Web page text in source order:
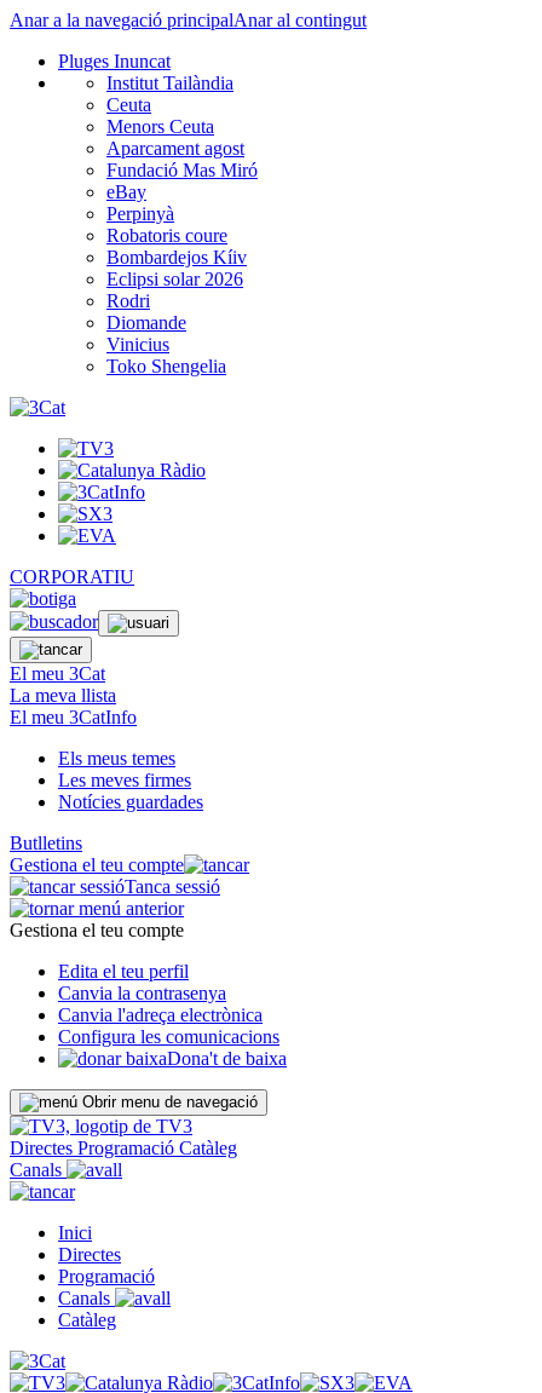
Anar a la navegació principalAnar al contingut
Pluges Inuncat
Institut Tailàndia
Ceuta
Menors Ceuta
Aparcament agost
Fundació Mas Miró
eBay
Perpinyà
Robatoris coure
Bombardejos Kíiv
Eclipsi solar 2026
Rodri
Diomande
Vinicius
Toko Shengelia
CORPORATIU
El meu 3Cat
La meva llista
El meu 3CatInfo
Els meus temes
Les meves firmes
Notícies guardades
Butlletins
Gestiona el teu compte
Tanca sessió
Gestiona el teu compte
Edita el teu perfil
Canvia la contrasenya
Canvia l'adreça electrònica
Configura les comunicacions
Dona't de baixa
Obrir menu de navegació
Directes Programació Catàleg
Canals
Inici
Directes
Programació
Canals
Catàleg